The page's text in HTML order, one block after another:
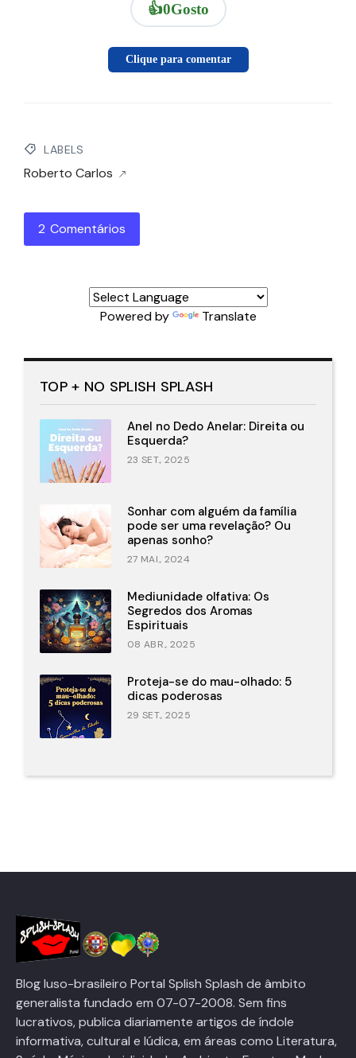
👍0Gosto
Clique para comentar
LABELS
Roberto Carlos
2 Comentários
Powered by Translate
TOP + NO SPLISH SPLASH
Anel no Dedo Anelar: Direita ou
Esquerda?
23 SET., 2025
Sonhar com alguém da família
pode ser uma revelação? Ou
apenas sonho?
27 MAI., 2024
Mediunidade olfativa: Os
Segredos dos Aromas
Espirituais
08 ABR., 2025
Proteja-se do mau-olhado: 5
dicas poderosas
29 SET., 2025
Blog luso-brasileiro Portal Splish Splash de âmbito
generalista fundado em 07-07-2008. Sem fins
lucrativos, publica diariamente artigos de índole
informativa, cultural e lúdica, em áreas como Literatura,